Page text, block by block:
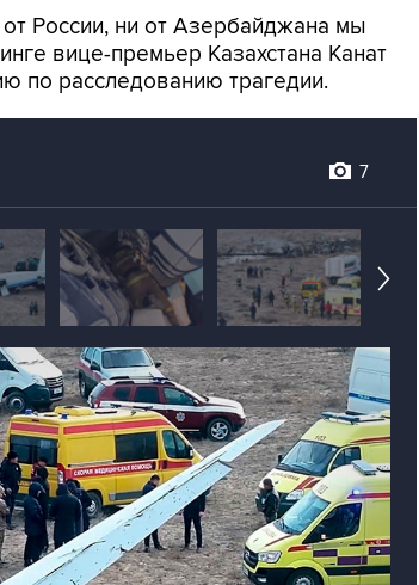
России, ни от Азербайджана мы
вице-премьер Казахстана Канат
по расследованию трагедии.
7